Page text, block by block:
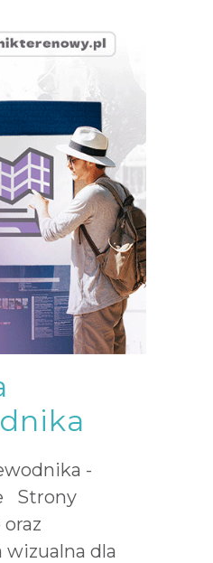
-
Strony
dla